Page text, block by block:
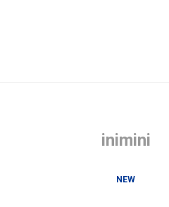
inimini
NEW